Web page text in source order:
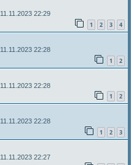
11.11.2023 22:29
1 2 3 4
11.11.2023 22:28
1 2
11.11.2023 22:28
1 2
11.11.2023 22:28
1 2 3
11.11.2023 22:27